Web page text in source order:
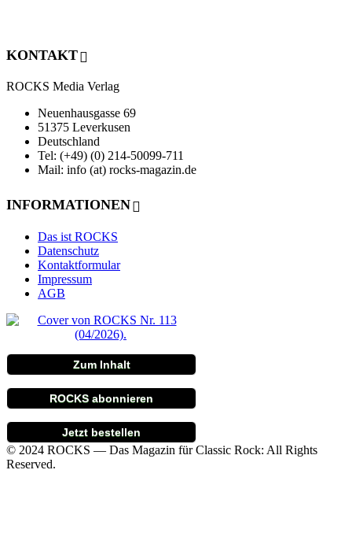
KONTAKT
ROCKS Media Verlag
Neuenhausgasse 69
51375 Leverkusen
Deutschland
Tel: (+49) (0) 214-50099-711
Mail: info (at) rocks-magazin.de
INFORMATIONEN
Das ist ROCKS
Datenschutz
Kontaktformular
Impressum
AGB
Zum Inhalt
ROCKS abonnieren
Jetzt bestellen
© 2024 ROCKS — Das Magazin für Classic Rock: All Rights
Reserved.